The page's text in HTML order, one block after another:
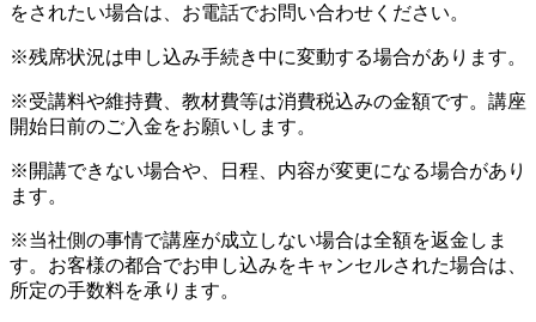
をされたい場合は、お電話でお問い合わせください。
※残席状況は申し込み手続き中に変動する場合があります。
※受講料や維持費、教材費等は消費税込みの金額です。講座
開始日前のご入金をお願いします。
※開講できない場合や、日程、内容が変更になる場合があり
ます。
※当社側の事情で講座が成立しない場合は全額を返金しま
す。お客様の都合でお申し込みをキャンセルされた場合は、
所定の手数料を承ります。